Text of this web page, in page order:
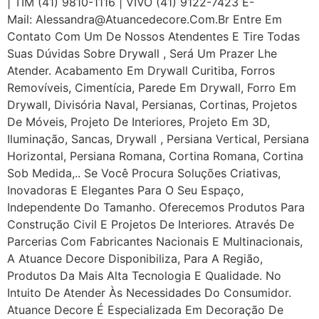
Mail: Alessandra@atuancedecore.com.br Entre Em
Contato Com Um De Nossos Atendentes E Tire Todas
Suas Dúvidas Sobre Drywall ‎, Será Um Prazer Lhe
Atender. Acabamento Em Drywall Curitiba, Forros
Removíveis, Cimentícia, Parede Em Drywall, Forro Em
Drywall, Divisória Naval, Persianas, Cortinas, Projetos
De Móveis, Projeto De Interiores, Projeto Em 3D,
Iluminação, Sancas, Drywall , Persiana Vertical, Persiana
Horizontal, Persiana Romana, Cortina Romana, Cortina
Sob Medida,.. Se Você Procura Soluções Criativas,
Inovadoras E Elegantes Para O Seu Espaço,
Independente Do Tamanho. Oferecemos Produtos Para
Construção Civil E Projetos De Interiores. Através De
Parcerias Com Fabricantes Nacionais E Multinacionais,
A Atuance Decore Disponibiliza, Para A Região,
Produtos Da Mais Alta Tecnologia E Qualidade. No
Intuito De Atender Às Necessidades Do Consumidor.
Atuance Decore É Especializada Em Decoração De